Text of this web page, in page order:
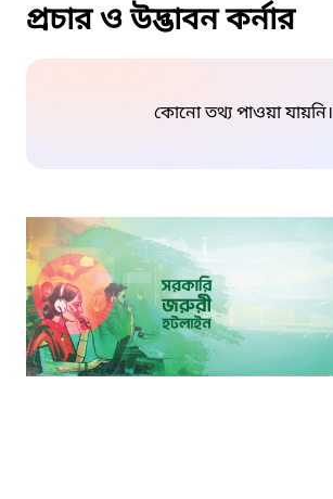
প্রচার ও উদ্ভাবন কর্নার
কোনো তথ্য পাওয়া যায়নি।